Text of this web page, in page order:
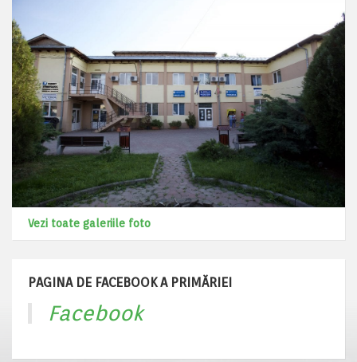
Vezi toate galeriile foto
PAGINA DE FACEBOOK A PRIMĂRIEI
Facebook